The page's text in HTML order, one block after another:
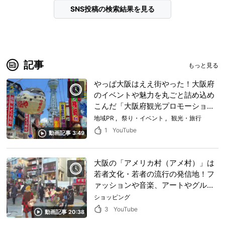
ります。観光のご案内も
含め、多くの方々に西条
近畿圏近隣にお住まいの
皆様、ぜひお立ち寄りく
ださい！ 【えひめ西条
市フェア】 ・開催期間
令和8年7月29日（水）
～31日（金） ９時００
分～１８時００分 ※最終
日の7月31日（金）は１
７時００まで ・場所
愛媛県大阪事務所 〒
550-0002大阪市西区江
戸堀1-9-1 肥後橋セン
タービル1階 ・内容 西条
に
に
SNS投稿の検索結果を見る
記事 もっと見る
動画記事 3:49
やっぱ大阪はええ街やった！大阪府
のイベントや魅力を丸ごと詰め込め
こんだ「大阪府観光プロモーション
動画」は大阪観光を120％楽しむ為
に見な～損やで！
地域PR 祭り・イベント
観光・旅行
1
YouTube
動画記事 20:38
大阪の「アメリカ村（アメ村）」は
若者文化・若者の流行の発信地！フ
ァッションや音楽、アートやグルメ
と、なんでも楽しめる魅力的な街を
動画で散策してみよう！
ショッピング
3
YouTube